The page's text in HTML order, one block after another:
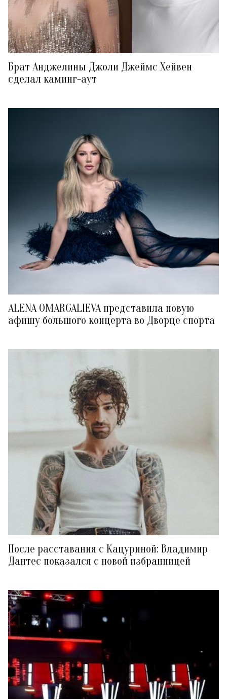
Брат Анджелины Джоли Джеймс Хейвен
сделал каминг-аут
ALENA OMARGALIEVA представила новую
афишу большого концерта во Дворце спорта
После расставания с Кацуриной: Владимир
Дантес показался с новой избранницей